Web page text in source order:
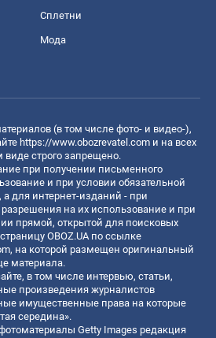
Сплетни
Мода
(в том числе фото- и видео-),
https://www.obozrevatel.com и на всех
строго запрещено.
при получении письменного
и при условии обязательной
а для интернет-изданий - при
на их использование и при
прямой, открытой для поисковых
OBOZ.UA по ссылке
, на которой размещен оригинальный
материала.
в том числе интервью, статьи,
произведения журналистов
имущественные права на которые
середина».
Getty Images редакция